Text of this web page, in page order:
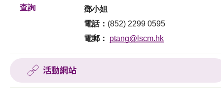
查詢
鄧小姐
電話： (852) 2299 0595
電郵：
ptang@lscm.hk
活動網站